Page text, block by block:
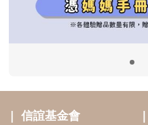
2022信誼年度報告
2023信誼年度報告
2024信誼年度報告
好孕袋